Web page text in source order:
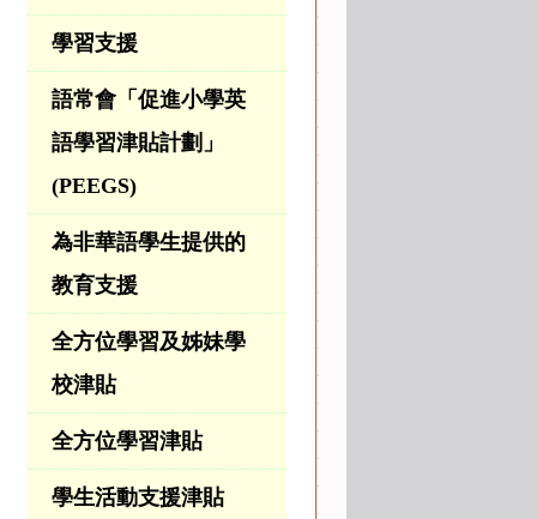
學習支援
語常會「促進小學英
語學習津貼計劃」
(PEEGS)
為非華語學生提供的
教育支援
全方位學習及姊妹學
校津貼
全方位學習津貼
學生活動支援津貼